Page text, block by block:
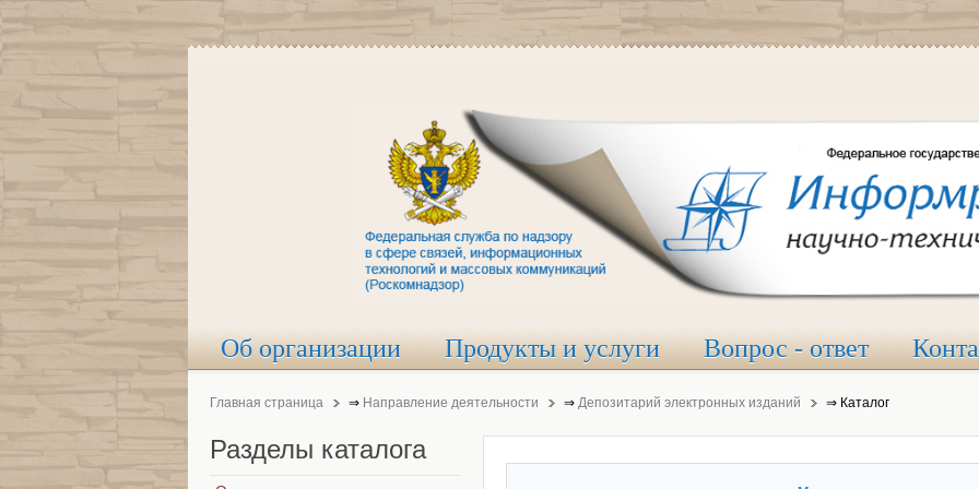
Об организации Продукты и услуги Вопрос - ответ
Главная страница ⇒ Направление деятельности ⇒ Депозитарий электронных изданий ⇒ Каталог
Разделы каталога